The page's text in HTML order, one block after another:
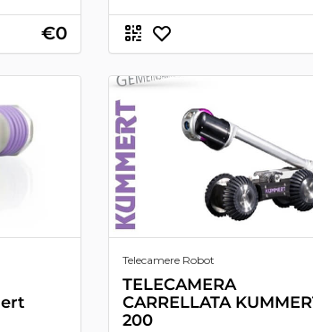
€0
Telecamere Robot
TELECAMERA
CARRELLATA
200